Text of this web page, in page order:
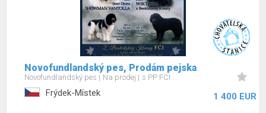
Novofundlandský pes, Prodám pejska
Novofundlandský pes Na prodej s PP FCI
Frýdek-Místek 1 400 EUR